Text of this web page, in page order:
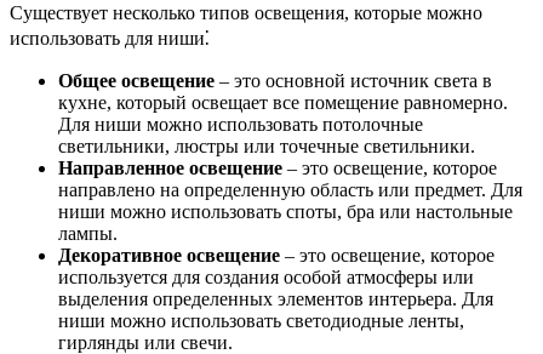
Существует несколько типов освещения, которые можно
использовать для ниши⁚
Общее освещение – это основной источник света в
кухне, который освещает все помещение равномерно.
Для ниши можно использовать потолочные
светильники, люстры или точечные светильники.
Направленное освещение – это освещение, которое
направлено на определенную область или предмет. Для
ниши можно использовать споты, бра или настольные
лампы.
Декоративное освещение – это освещение, которое
используется для создания особой атмосферы или
выделения определенных элементов интерьера. Для
ниши можно использовать светодиодные ленты,
гирлянды или свечи.